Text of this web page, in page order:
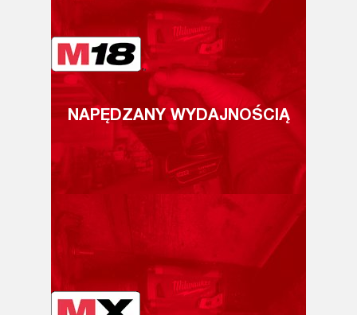
NAPĘDZANY WYDAJNOŚCIĄ